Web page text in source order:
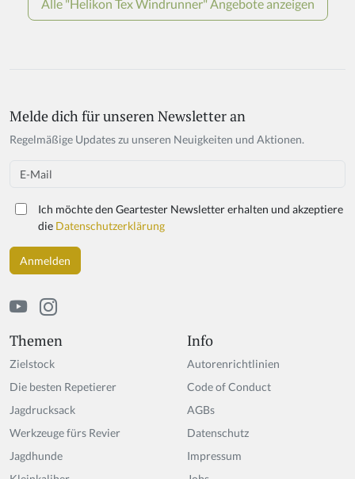
Themen
Zielstock
Die besten Repetierer
Jagdrucksack
Werkzeuge fürs Revier
Jagdhunde
Info
Autorenrichtlinien
Code of Conduct
AGBs
Datenschutz
Impressum
Melde dich für unseren Newsletter an
Regelmäßige Updates zu unseren Neuigkeiten und Aktionen.
Email
Ich möchte den Geartester Newsletter erhalten und akzeptiere
die Datenschutzerklärung